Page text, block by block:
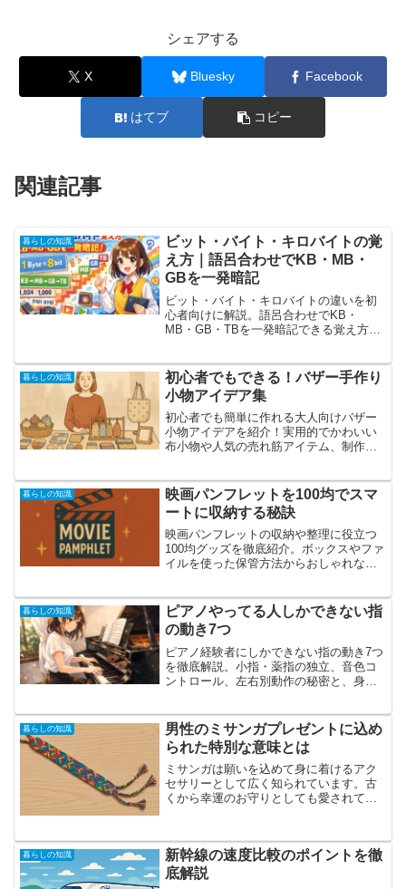
シェアする
X Bluesky Facebook
はてブ コピー
関連記事
暮らしの知識
ビット・バイト・キロバイトの覚
え方｜語呂合わせでKB・MB・
GBを一発暗記
ビット・バイト・キロバイトの違いを初
心者向けに解説。語呂合わせでKB・
MB・GB・TBを一発暗記できる覚え方
暮らしの知識
初心者でもできる！バザー手作り
小物アイデア集
初心者でも簡単に作れる大人向けバザー
小物アイデアを紹介！実用的でかわいい
布小物や人気の売れ筋アイテム、制作の
戦できる内容です。
暮らしの知識
映画パンフレットを100均でスマ
ートに収納する秘訣
映画パンフレットの収納や整理に役立つ
100均グッズを徹底紹介。ボックスやファ
イルを使った保管方法からおしゃれな飾
暮らしの知識
ピアノやってる人しかできない指
の動き7つ
ピアノ経験者にしかできない指の動き7つ
を徹底解説。小指・薬指の独立、音色コ
ントロール、左右別動作の秘密と、身に
暮らしの知識
男性のミサンガプレゼントに込め
られた特別な意味とは
ミサンガは願いを込めて身に着けるアク
セサリーとして広く知られています。古
くから幸運のお守りとしても愛されてお
ガには、友情や愛情、または応援の気持
ちなど、さまざまな感情が...
暮らしの知識
新幹線の速度比較のポイントを徹
底解説